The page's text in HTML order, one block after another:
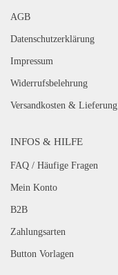
AGB
Datenschutzerklärung
Impressum
Widerrufsbelehrung
Versandkosten & Lieferung
INFOS & HILFE
FAQ / Häufige Fragen
Mein Konto
B2B
Zahlungsarten
Button Vorlagen